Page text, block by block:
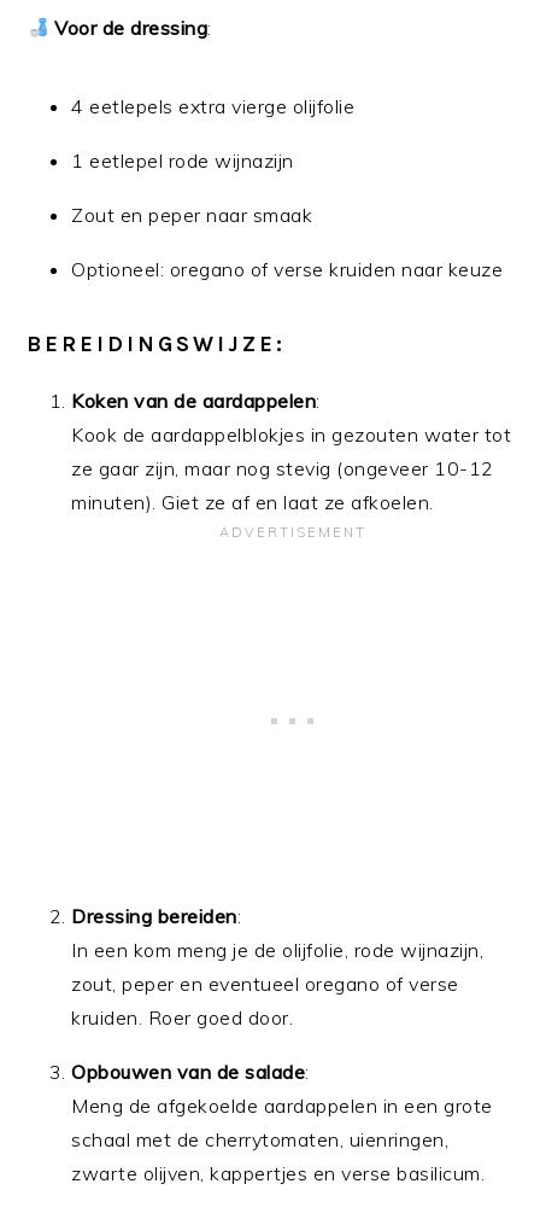
Voor de dressing:
4 eetlepels extra vierge olijfolie
1 eetlepel rode wijnazijn
Zout en peper naar smaak
Optioneel: oregano of verse kruiden naar keuze
BEREIDINGSWIJZE:
Koken van de aardappelen:
Kook de aardappelblokjes in gezouten water tot
ze gaar zijn, maar nog stevig (ongeveer 10-12
minuten). Giet ze af en laat ze afkoelen.
Dressing bereiden:
In een kom meng je de olijfolie, rode wijnazijn,
zout, peper en eventueel oregano of verse
kruiden. Roer goed door.
Opbouwen van de salade:
Meng de afgekoelde aardappelen in een grote
schaal met de cherrytomaten, uienringen,
zwarte olijven, kappertjes en verse basilicum.